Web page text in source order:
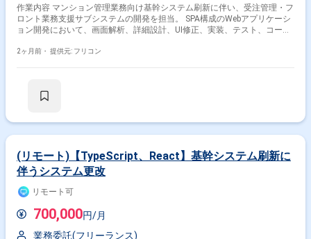
作業内容 マンション管理業務向け基幹システム刷新に伴い、受注管理・フ
ロント業務支援サブシステムの開発を担当。 SPA構成のWebアプリケーシ
ョン開発において、画面解析、詳細設計、UI修正、実装、テスト、コード
プロジェクト。 ・フロントエンド：TypeScript、React、Axios ・バック
Figma、Redmine、Slack、Zoom
2ヶ月前・ 提供元: フリコン
(リモート)【TypeScript、React】基幹システム刷新に
伴うシステム更改
リモート可
700,000円/月
業務委託(フリーランス)